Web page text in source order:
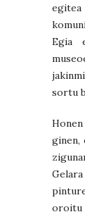
Egia
sortu
ginen,
oroitu